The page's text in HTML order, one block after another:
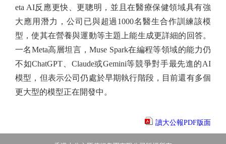
eta AI反應更快、更聰明，並且在醫療保健領域具有強
大應用潛力，公司已與超過1000名醫生合作訓練該模
型，使其在營養與運動等主題上能生成更詳細的回答。
一名Meta高層坦言，Muse Spark在編程等領域的能力仍
不如ChatGPT、Claude或Gemini等競爭對手最先進的AI
模型，但表示公司仍處於早期執行階段，目前還有多個
更大型的模型正在開發中。
讀大公報PDF版面